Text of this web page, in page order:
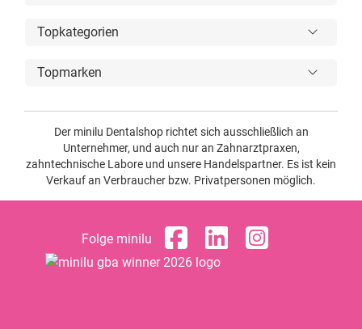
Topkategorien
Topmarken
Der minilu Dentalshop richtet sich ausschließlich an
Unternehmer, und auch nur an Zahnarztpraxen,
zahntechnische Labore und unsere Handelspartner. Es ist kein
Verkauf an Verbraucher bzw. Privatpersonen möglich.
Folge minilu